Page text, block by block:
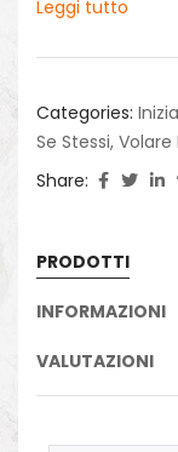
Leggi tutto
Categories:
Se Stessi, Volare
Share:
PRODOTTI
INFORMAZIONI
VALUTAZIONI